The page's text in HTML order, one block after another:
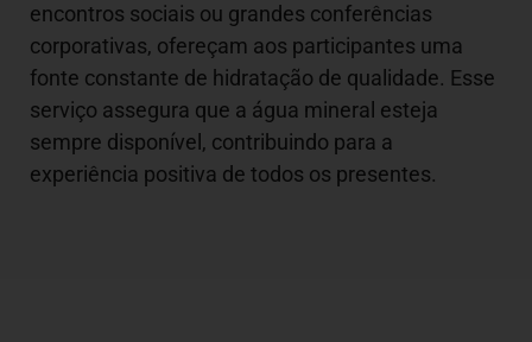
encontros sociais ou grandes conferências
corporativas, ofereçam aos participantes uma
fonte constante de hidratação de qualidade. Esse
serviço assegura que a água mineral esteja
sempre disponível, contribuindo para a
experiência positiva de todos os presentes.